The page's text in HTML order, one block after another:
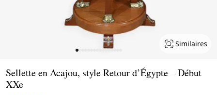
Similaires
Sellette en Acajou, style Retour d’Égypte – Début
XXe